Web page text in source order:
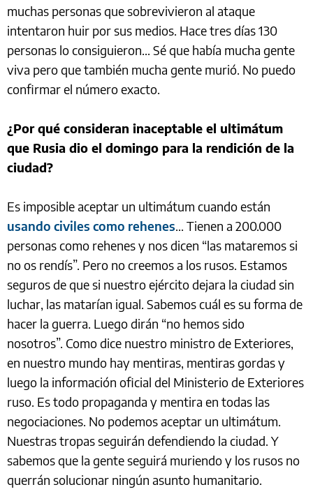
muchas personas que sobrevivieron al ataque
intentaron huir por sus medios. Hace tres días 130
personas lo consiguieron... Sé que había mucha gente
viva pero que también mucha gente murió. No puedo
confirmar el número exacto.
¿Por qué consideran inaceptable el ultimátum
que Rusia dio el domingo para la rendición de la
ciudad?
Es imposible aceptar un ultimátum cuando están
usando civiles como rehenes... Tienen a 200.000
personas como rehenes y nos dicen “las mataremos si
no os rendís”. Pero no creemos a los rusos. Estamos
seguros de que si nuestro ejército dejara la ciudad sin
luchar, las matarían igual. Sabemos cuál es su forma de
hacer la guerra. Luego dirán “no hemos sido
nosotros”. Como dice nuestro ministro de Exteriores,
en nuestro mundo hay mentiras, mentiras gordas y
luego la información oficial del Ministerio de Exteriores
ruso. Es todo propaganda y mentira en todas las
negociaciones. No podemos aceptar un ultimátum.
Nuestras tropas seguirán defendiendo la ciudad. Y
sabemos que la gente seguirá muriendo y los rusos no
querrán solucionar ningún asunto humanitario.